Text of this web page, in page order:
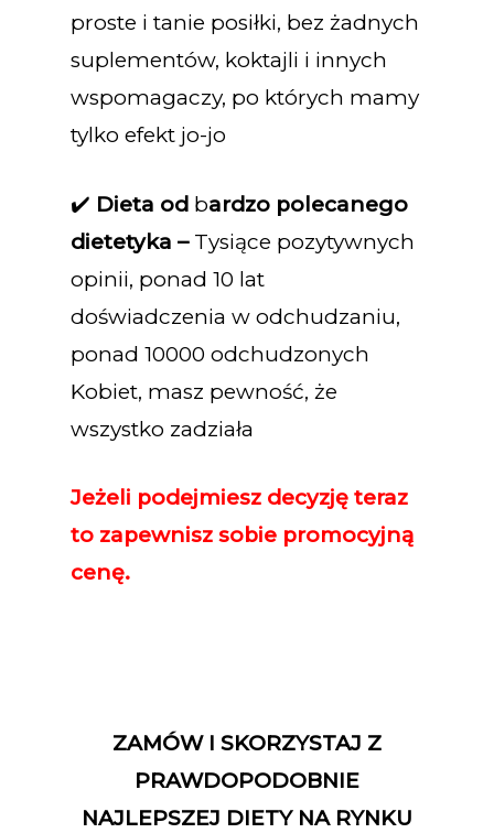
proste i tanie posiłki, bez żadnych
suplementów, koktajli i innych
wspomagaczy, po których mamy
tylko efekt jo-jo
✔️ Dieta od bardzo polecanego
dietetyka – Tysiące pozytywnych
opinii, ponad 10 lat
doświadczenia w odchudzaniu,
ponad 10000 odchudzonych
Kobiet, masz pewność, że
wszystko zadziała
Jeżeli podejmiesz decyzję teraz
to zapewnisz sobie promocyjną
cenę.
ZAMÓW I SKORZYSTAJ Z
PRAWDOPODOBNIE
NAJLEPSZEJ DIETY NA RYNKU